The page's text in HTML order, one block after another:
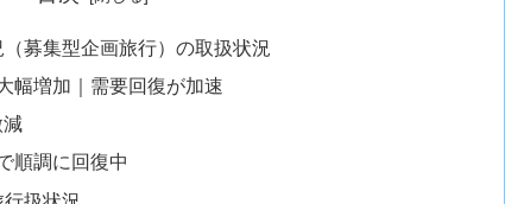
募集型企画旅行）の取扱状況
幅増加｜需要回復が加速
順調に回復中